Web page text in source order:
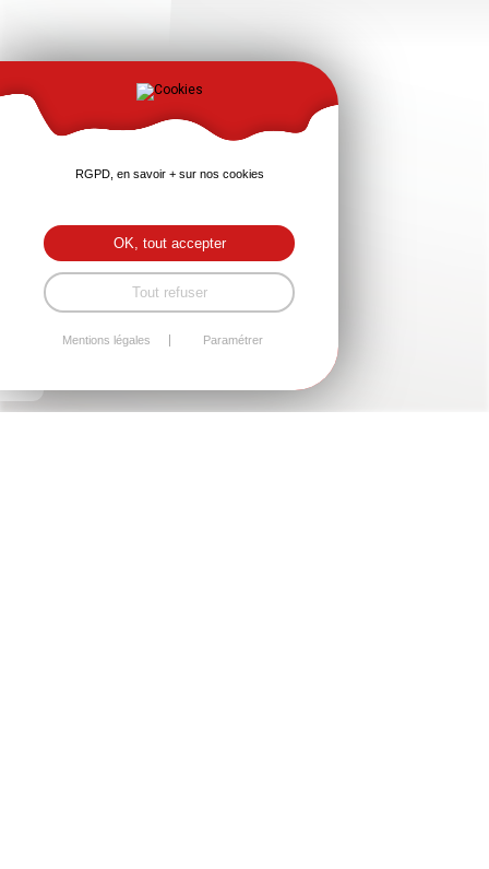
RGPD, en savoir + sur nos cookies
OK, tout accepter
Tout refuser
Mentions légales Paramétrer